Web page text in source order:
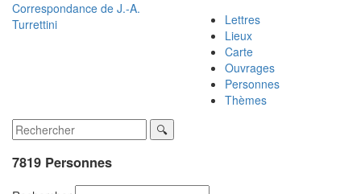
Correspondance de J.-A.
Turrettini
Lettres
Lieux
Carte
Ouvrages
Personnes
Thèmes
7819 Personnes